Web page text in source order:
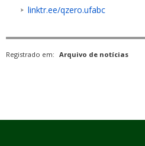
linktr.ee/qzero.ufabc
Registrado em: Arquivo de notícias